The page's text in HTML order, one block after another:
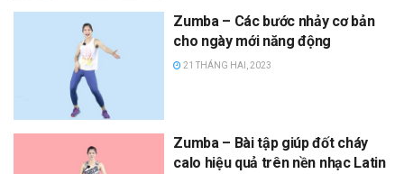
Zumba – Các bước nhảy cơ bản
cho ngày mới năng động
21 THÁNG HAI, 2023
Zumba – Bài tập giúp đốt cháy
calo hiệu quả trên nền nhạc Latin